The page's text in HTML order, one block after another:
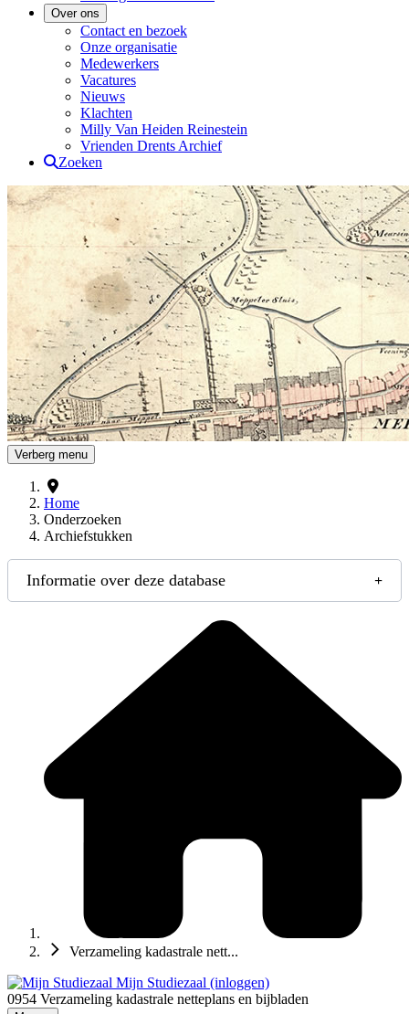
Over ons
Contact en bezoek
Onze organisatie
Medewerkers
Vacatures
Nieuws
Klachten
Milly Van Heiden Reinestein
Vrienden Drents Archief
Zoeken
Drents Archief
Verberg menu
Home
Onderzoeken
Archiefstukken
Informatie over deze database
Verzameling kadastrale nett...
Mijn Studiezaal (inloggen)
0954 Verzameling kadastrale netteplans en bijbladen